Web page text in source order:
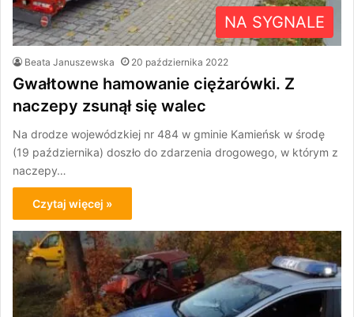
NA SYGNALE
Beata Januszewska 20 października 2022
Gwałtowne hamowanie ciężarówki. Z
naczepy zsunął się walec
Na drodze wojewódzkiej nr 484 w gminie Kamieńsk w środę
(19 października) doszło do zdarzenia drogowego, w którym z
naczepy…
Czytaj więcej »